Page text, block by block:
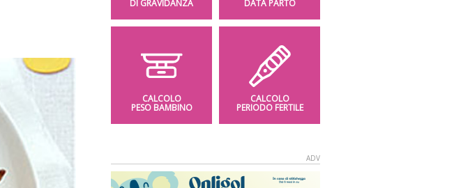
DI GRAVIDANZA DATA PARTO
CALCOLO
PESO BAMBINO
CALCOLO
PERIODO FERTILE